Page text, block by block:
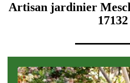
Artisan jardinier
17132